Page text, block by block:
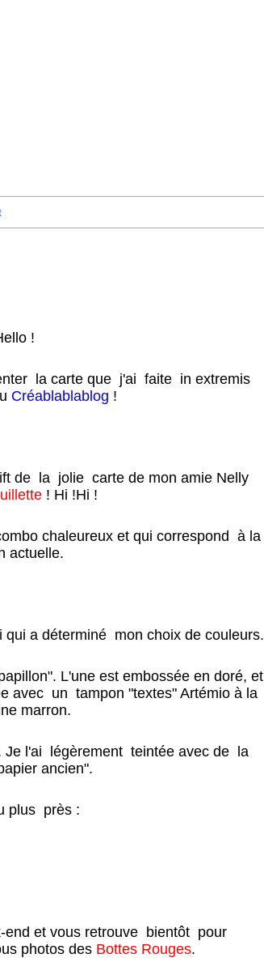
!
la carte que j'ai faite in extremis
Créablablablog !
de la jolie carte de mon amie Nelly
! Hi !Hi !
chaleureux et qui correspond à la
actuelle.
qui a déterminé mon choix de couleurs.
L'une est embossée en doré, et
avec un tampon "textes" Artémio à la
marron.
l'ai légèrement teintée avec de la
ancien".
plus près :
et vous retrouve bientôt pour
photos des Bottes Rouges.